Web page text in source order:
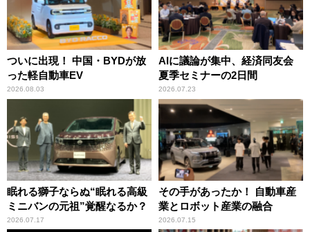
ついに出現！ 中国・BYDが放
った軽自動車EV
2026.08.03
AIに議論が集中、経済同友会
夏季セミナーの2日間
2026.07.23
眠れる獅子ならぬ“眠れる高級
ミニバンの元祖”覚醒なるか？
2026.07.17
その手があったか！ 自動車産
業とロボット産業の融合
2026.07.15